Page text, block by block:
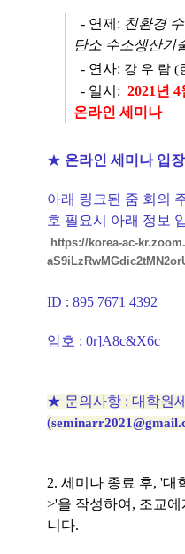
- 연제: 친환경
탄소 수소생산기
- 연사: 강 우 람 (
- 일시: 2021년 4
온라인 세미나
★ 온라인 세미나 입
아래 링크된 줌 회의
호 필요시 아래 정보
https://korea-ac-
ID : 895 7671 4392
암호 : 0r]A8c&X6c
★ 문의사항 : 대학원
(
2. 세미나 종료 후, '대
>'을 작성하여, 조교
니다.